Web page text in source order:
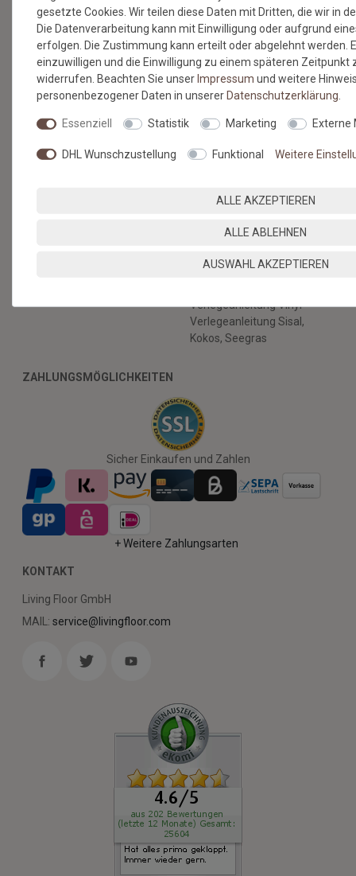
Versandkosten
Zahlungsmethoden & Sicherheit
Kontaktformular
Hilfe
RECHTLICHES
Datenschutz
BODENBELÄGE SELBST
VERLEGEN
Verlegeanleitung
Verlegeanleitung Vinyl
Verlegeanleitung Sisal,
Kokos, Seegras
ZAHLUNGSMÖGLICHKEITEN
Sicher Einkaufen und Zahlen
+ Weitere Zahlungsarten
KONTAKT
Living Floor GmbH
MAIL: service@livingfloor.com
gesetzte Cookies. Wir teilen diese Daten mit Dritten, die wir in
Die Datenverarbeitung kann mit Einwilligung oder aufgrund
erfolgen. Die Zustimmung kann erteilt oder abgelehnt werden.
einzuwilligen und die Einwilligung zu einem späteren Zeitpunkt
widerrufen. Beachten Sie unser Impressum und weitere
personenbezogener Daten in unserer Daten­schutz­erklärung
Essenziell Statistik Marketing Externe
DHL Wunschzustellung Funktional Weitere
ALLE AKZEPTIEREN
ALLE ABLEHNEN
AUSWAHL AKZEPTIEREN